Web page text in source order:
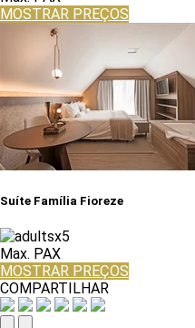
MOSTRAR PREÇOS
Suíte Família Fioreze
x5
Max. PAX
MOSTRAR PREÇOS
COMPARTILHAR